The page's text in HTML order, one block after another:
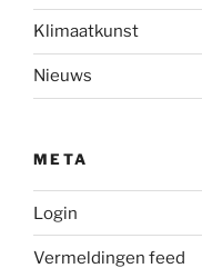
Klimaatkunst
Nieuws
META
Login
Vermeldingen feed